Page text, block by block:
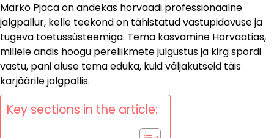
Marko Pjaca on andekas horvaadi professionaalne
jalgpallur, kelle teekond on tähistatud vastupidavuse ja
tugeva toetussüsteemiga. Tema kasvamine Horvaatias,
millele andis hoogu pereliikmete julgustus ja kirg spordi
vastu, pani aluse tema eduka, kuid väljakutseid täis
karjäärile jalgpallis.
Key sections in the article: